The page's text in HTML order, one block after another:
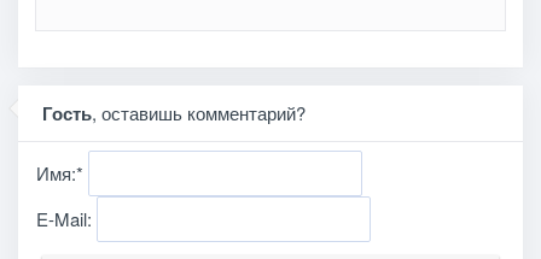
Гость, оставишь комментарий?
Имя:*
E-Mail: